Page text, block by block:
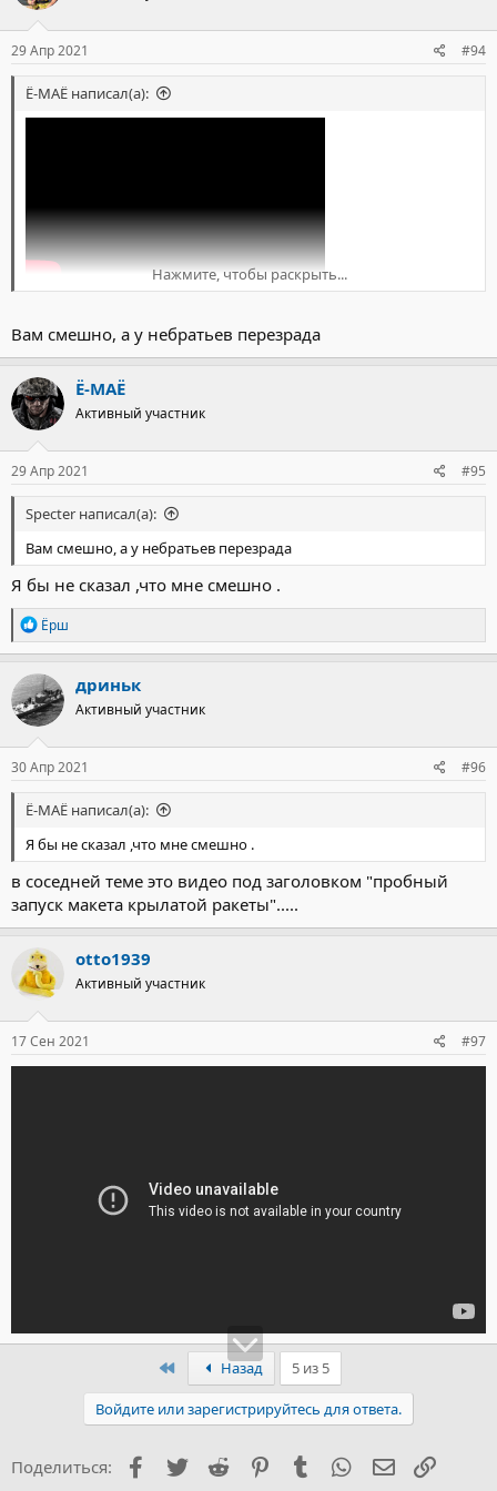
и
:
29 Апр 2021 #94
Ё-МАЁ написал(а):
Нажмите, чтобы раскрыть...
Вам смешно, а у небратьев перезрада
Ё-МАЁ
Активный участник
29 Апр 2021 #95
Specter написал(а):
Вам смешно, а у небратьев перезрада
Я бы не сказал ,что мне смешно .
Р
е
а
к
ц
и
и
:
Ёрш
дриньк
Активный участник
30 Апр 2021 #96
Ё-МАЁ написал(а):
Я бы не сказал ,что мне смешно .
в соседней теме это видео под заголовком "пробный
запуск макета крылатой ракеты".....
otto1939
Активный участник
17 Сен 2021 #97
ПервыйНазад 5 из 5
Войдите или зарегистрируйтесь для ответа.
Поделиться: Facebook
Twitter Reddit PinterestTumblr WhatsApp